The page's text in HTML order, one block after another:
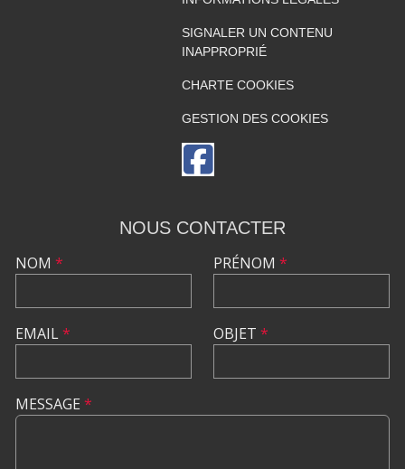
SIGNALER UN CONTENU
INAPPROPRIÉ
CHARTE COOKIES
GESTION DES COOKIES
NOUS CONTACTER
NOM *
EMAIL*
PRÉNOM *
OBJET *
MESSAGE *